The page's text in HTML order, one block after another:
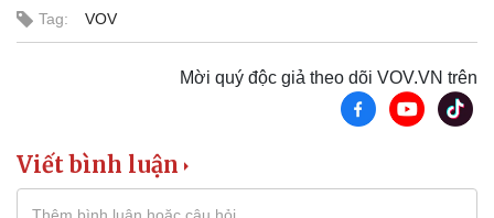
Pháp luật
Việt Nam
Tag: VOV
Mời quý độc giả theo dõi VOV.VN trên
Viết bình luận